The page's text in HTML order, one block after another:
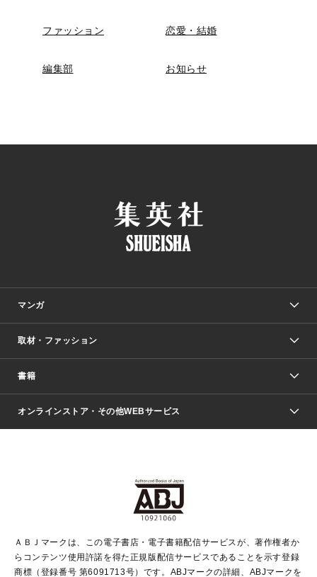
ファッション 恋愛・結婚
編集部 お知らせ
マンガ
少年マンガ
Vジャンプ
ジャンプルーキー！
ジャンプTOON
週刊ヤングジャンプ
ウルトラジャンプ
少女マンガ
リマコミ＋
月刊オフィスユー
取材・ファッション
Seventeen
LEE
Marisol
芸能・情報・スポーツ
パラスポ＋！
書籍
文芸・文庫・総合
青春と読書
集英社新書
集英社新書プラス
ライトノベル・ノベライズ
集英社Webマガジン Cobalt
集英社オレンジ文庫
集英社みらい文庫
オンラインストア・その他WEBサービス
SHUEISHA MANGA-ART HERITAGE
HAPPY PLUS STORE
EDITOR'S LAB
ＡＢＪマークは、この電子書店・電子書籍配信サービスが、著作権者か
らコンテンツ使用許諾を得た正規版配信サービスであることを示す登録
商標（登録番号 第6091713号）です。ABJマークの詳細、ABJマークを